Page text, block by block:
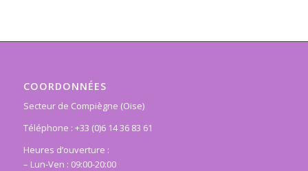
COORDONNÉES
Secteur de Compiègne (Oise)
Téléphone : +33 (0)6 14 36 83 61
Heures d’ouverture :
– Lun-Ven : 09:00-20:00